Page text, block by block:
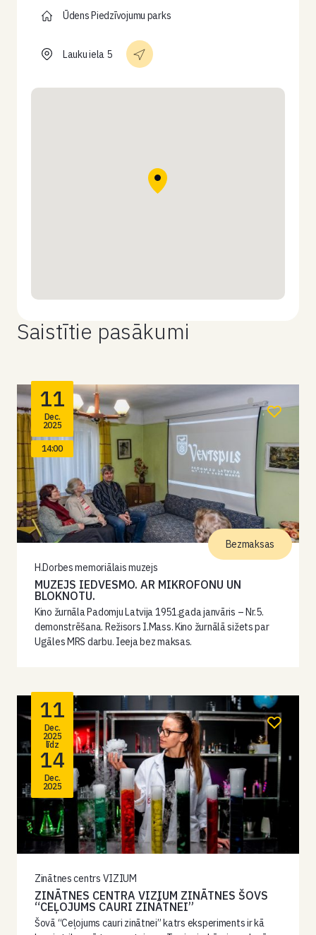
Ūdens Piedzīvojumu parks
Lauku iela 5
Saistītie pasākumi
11
Dec.
2025
14:00
H.Dorbes memoriālais muzejs
MUZEJS IEDVESMO. AR MIKROFONU UN
BLOKNOTU.
Kino žurnāla Padomju Latvija 1951.gada janvāris – Nr.5.
demonstrēšana. Režisors I.Mass. Kino žurnālā sižets par
Ugāles MRS darbu. Ieeja bez maksas.
Bezmaksas
11
Dec.
2025
līdz
14
Dec.
2025
Zinātnes centrs VIZIUM
ZINĀTNES CENTRA VIZIUM ZINĀTNES ŠOVS
“CEĻOJUMS CAURI ZINĀTNEI”
Šovā “Ceļojums cauri zinātnei” katrs eksperiments ir kā